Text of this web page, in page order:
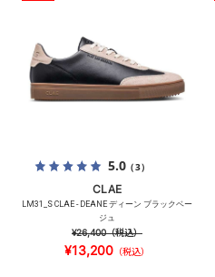
5.0（3）
CLAE
LM31_S CLAE - DEANE ディーン ブラックベー
ジュ
¥26,400（税込）
¥13,200 （税込）